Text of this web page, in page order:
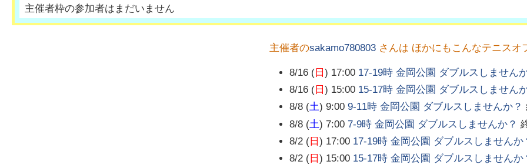
主催者枠の参加者はまだいません
主催者のsakamo780803 さんは ほかにもこんなテニスオ
8/16 (日 ) 17:00 17-19時 金岡公園 ダブルスしません
8/16 (日 ) 15:00 15-17時 金岡公園 ダブルスしません
8/8 (土) 9:00 9-11時 金岡公園 ダブルスしませんか？
8/8 (土) 7:00 7-9時 金岡公園 ダブルスしませんか？
8/2 (日 ) 17:00 17-19時 金岡公園 ダブルスしませんか
8/2 (日 ) 15:00 15-17時 金岡公園 ダブルスしませんか